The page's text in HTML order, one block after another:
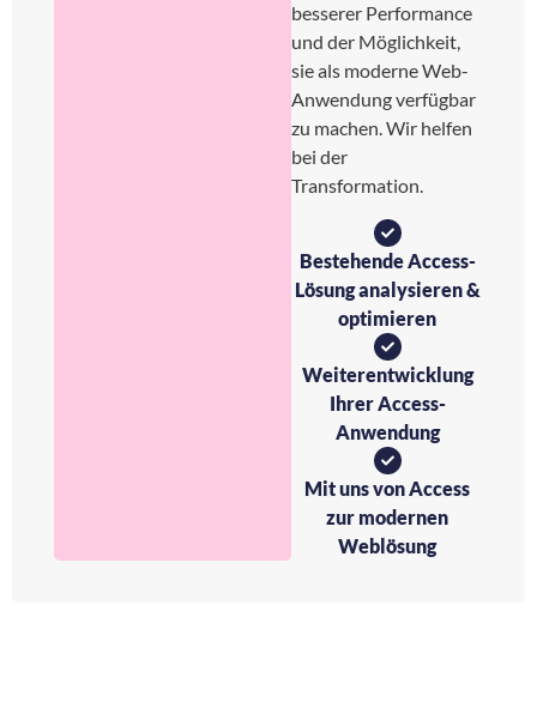
besserer Performance
und der Möglichkeit,
sie als moderne Web-
Anwendung verfügbar
zu machen. Wir helfen
bei der
Transformation.
Bestehende Access-
Lösung analysieren &
optimieren
Weiterentwicklung
Ihrer Access-
Anwendung
Mit uns von Access
zur modernen
Weblösung